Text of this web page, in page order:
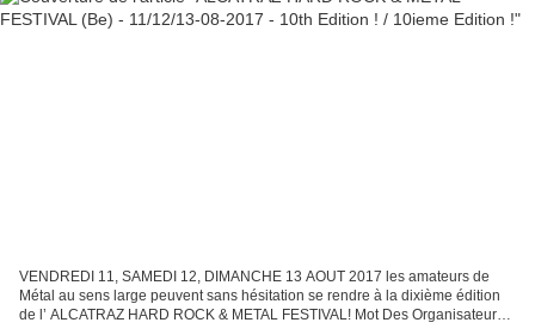
VENDREDI 11, SAMEDI 12, DIMANCHE 13 AOUT 2017 les amateurs de
Métal au sens large peuvent sans hésitation se rendre à la dixième édition
de l’ ALCATRAZ HARD ROCK & METAL FESTIVAL! Mot Des Organisateurs: